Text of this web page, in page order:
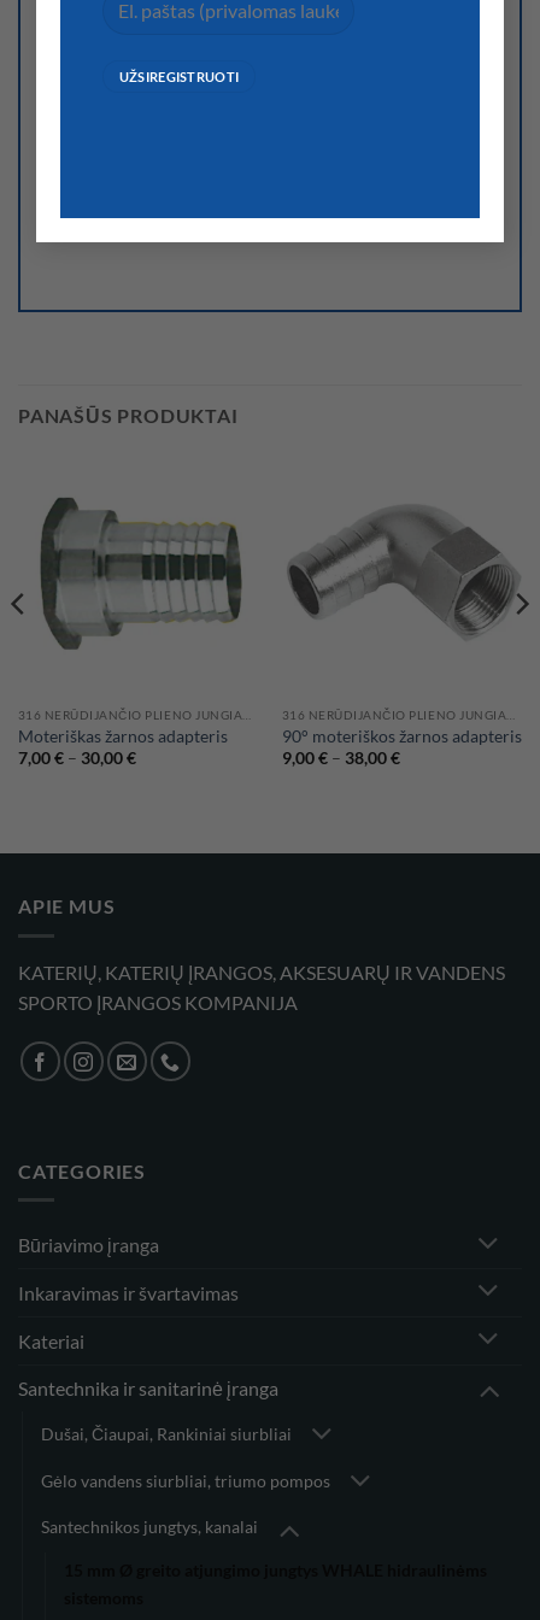
Noriu savo interneto naršyklėje išsaugoti vardą, el.
PANAŠŪS PRODUKTAI
Moteriškas žarnos adapteris
7,00€ – 30,00€Price
90° moteriškos žarnos adapteris
9,00€ – 38,00€Price
APIE MUS
KATERIŲ, KATERIŲ ĮRANGOS, AKSESUARŲ IR VANDENS
SPORTO ĮRANGOS KOMPANIJA
CATEGORIES
Būriavimo įranga
Inkaravimas ir švartavimas
Kateriai
Santechnika ir sanitarinė įranga
Dušai, Čiaupai, Rankiniai siurbliai
Gėlo vandens siurbliai, triumo pompos
Santechnikos jungtys, kanalai